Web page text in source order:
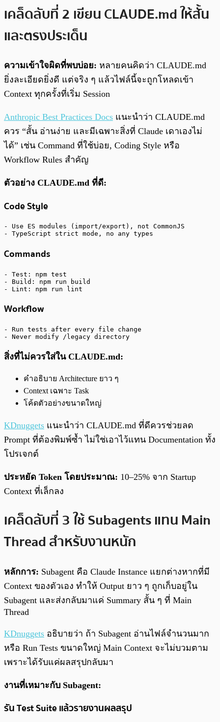
เคล็ดลับที่ 2 เขียน CLAUDE.md ให้สั้น
และตรงประเด็น
ความเข้าใจผิดที่พบบ่อย: หลายคนคิดว่า CLAUDE.md
ยิ่งละเอียดยิ่งดี แต่จริง ๆ แล้วไฟล์นี้จะถูกโหลดเข้า
Context ทุกครั้งที่เริ่ม Session
Anthropic Best Practices Docs แนะนำว่า CLAUDE.md
ควร “สั้น อ่านง่าย และมีเฉพาะสิ่งที่ Claude เดาเองไม่
ได้” เช่น Command ที่ใช้บ่อย, Coding Style หรือ
Workflow Rules สำคัญ
ตัวอย่าง CLAUDE.md ที่ดี:
Code Style
- Use ES modules (import/export), not CommonJS
- TypeScript strict mode, no any types
Commands
- Test: npm test
- Build: npm run build
- Lint: npm run lint
Workflow
- Run tests after every file change
- Never modify /legacy directory
สิ่งที่ไม่ควรใส่ใน CLAUDE.md:
คำอธิบาย Architecture ยาว ๆ
Context เฉพาะ Task
โค้ดตัวอย่างขนาดใหญ่
KDnuggets แนะนำว่า CLAUDE.md ที่ดีควรช่วยลด
Prompt ที่ต้องพิมพ์ซ้ำ ไม่ใช่เอาไว้แทน Documentation ทั้ง
โปรเจกต์
ประหยัด Token โดยประมาณ: 10–25% จาก Startup
Context ที่เล็กลง
เคล็ดลับที่ 3 ใช้ Subagents แทน Main
Thread สำหรับงานหนัก
หลักการ: Subagent คือ Claude Instance แยกต่างหากที่มี
Context ของตัวเอง ทำให้ Output ยาว ๆ ถูกเก็บอยู่ใน
Subagent และส่งกลับมาแค่ Summary สั้น ๆ ที่ Main
Thread
KDnuggets อธิบายว่า ถ้า Subagent อ่านไฟล์จำนวนมาก
หรือ Run Tests ขนาดใหญ่ Main Context จะไม่บวมตาม
เพราะได้รับแค่ผลสรุปกลับมา
งานที่เหมาะกับ Subagent:
รัน Test Suite แล้วรายงานผลสรุป